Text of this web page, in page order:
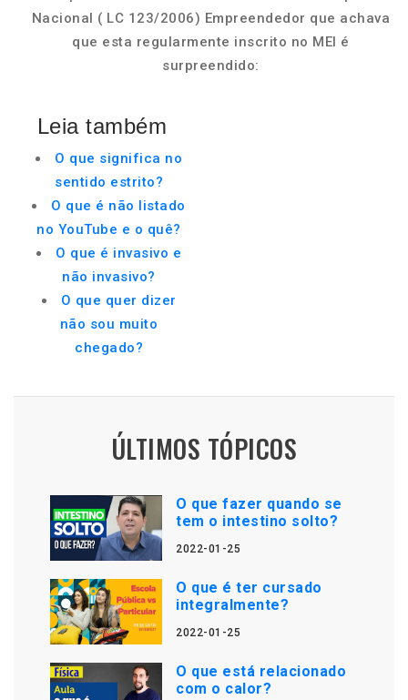
Nacional ( LC 123/2006) Empreendedor que achava
que esta regularmente inscrito no MEI é
surpreendido:
Leia também
O que significa no
sentido estrito?
O que é não listado
no YouTube e o quê?
O que é invasivo e
não invasivo?
O que quer dizer
não sou muito
chegado?
ÚLTIMOS TÓPICOS
O que fazer quando se
tem o intestino solto?
2022-01-25
O que é ter cursado
integralmente?
2022-01-25
O que está relacionado
com o calor?